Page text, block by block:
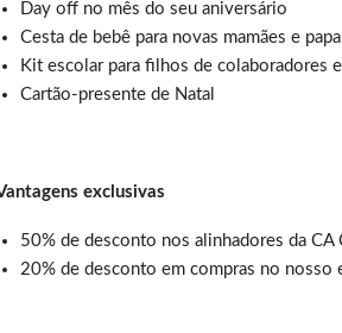
Day off no mês do seu aniversário
Cesta de bebê para novas mamães e
Kit escolar para filhos de colaboradores
Cartão-presente de Natal
exclusivas
50% de desconto nos alinhadores da CA
20% de desconto em compras no nosso